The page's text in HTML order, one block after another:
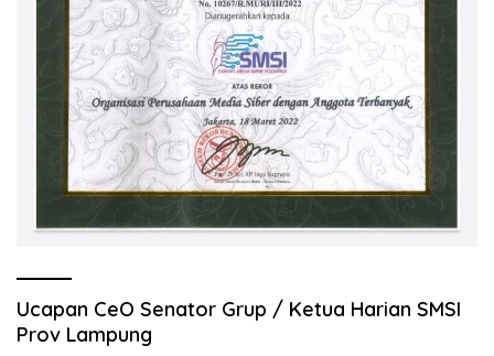
Ucapan CeO Senator Grup / Ketua Harian SMSI
Prov Lampung